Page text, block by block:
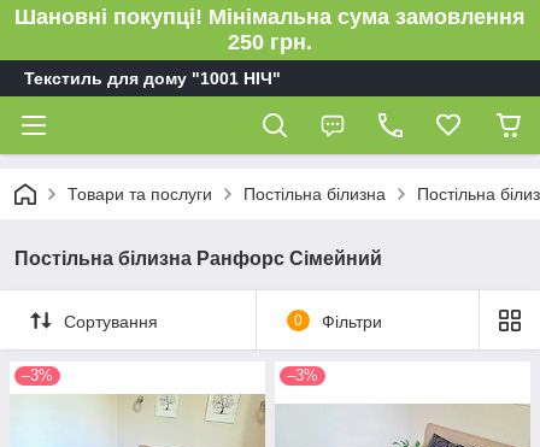
Шановні покупці! Мінімальна сума замовлення
250 грн.
Текстиль для дому "1001 НІЧ"
Товари та послуги Постільна білизна Постільна
Постільна білизна Ранфорс Сімейний
Сортування 0 Фільтри
–3% –3%